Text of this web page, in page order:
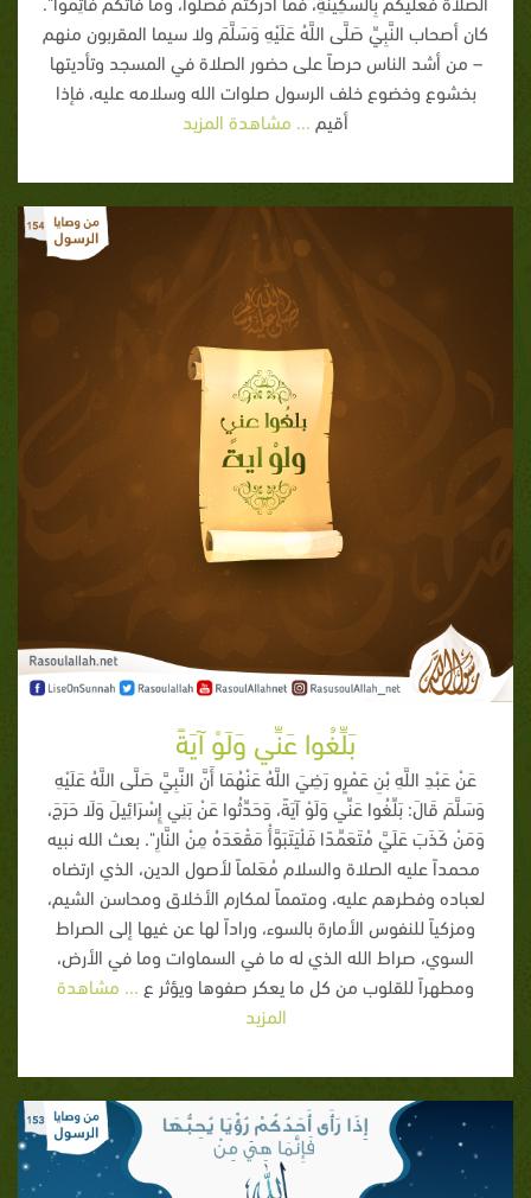
كان أصحاب النَّبِيِّ صَلَّى اللَّهُ عَلَيْهِ وَسَلَّمَ ولا سيما المقربون منهم
– من أشد الناس حرصاً على حضور الصلاة في المسجد وتأديتها
بخشوع وخضوع خلف الرسول صلوات الله وسلامه عليه، فإذا
أقيم ... مشاهدة المزيد
بَلِّغُوا عَنِّي وَلَوْ آيَةً
عَنْ عَبْدِ اللَّهِ بْنِ عَمْرٍو رَضِيَ اللَّهُ عَنْهُمَا أَنَّ النَّبِيَّ صَلَّى اللَّهُ عَلَيْهِ
وَسَلَّمَ قَالَ: بَلِّغُوا عَنِّي وَلَوْ آيَةً، وَحَدِّثُوا عَنْ بَنِي إِسْرَائِيلَ وَلَا حَرَجَ،
وَمَنْ كَذَبَ عَلَيَّ مُتَعَمِّدًا فَلْيَتَبَوَّأْ مَقْعَدَهُ مِنْ النَّارِ". بعث الله نبيه
محمداً عليه الصلاة والسلام مُعَلماً لأصول الدين، الذي ارتضاه
لعباده وفطرهم عليه، ومتمماً لمكارم الأخلاق ومحاسن الشيم،
ومزكياً للنفوس الأمارة بالسوء، وراداً لها عن غيها إلى الصراط
السوي، صراط الله الذي له ما في السماوات وما في الأرض،
ومطهراً للقلوب من كل ما يعكر صفوها ويؤثر ع ... مشاهدة
المزيد